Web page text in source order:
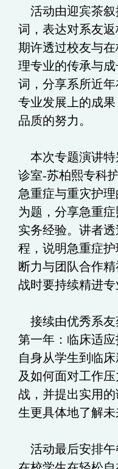
活动由迎宾茶叙
词，表达对系友
期许透过校友与
理专业的传承与
词，分享系所近
专业发展上的成
品质的努力。
本次专题演讲特
诊室-苏柏熙专科
急重症与重灾护理
为题，分享急重
实务经验。讲者
程，说明急重症
断力与团队合作
战时要持续精进专
接续由优秀系友
第一年：临床适
自身从学生到临
及如何面对工作
战，并提出实用
生更具体地了解未
活动最后安排午